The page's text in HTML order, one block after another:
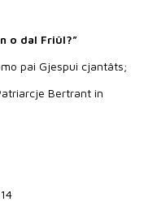
o dal Friûl?”
pai Gjespui cjantâts;
Bertrant in